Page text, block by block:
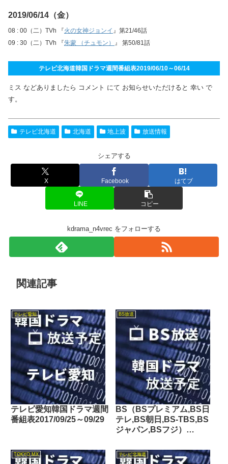
2019/06/14（金）
08 : 00（二）TVh 『火の女神ジョンイ 』第21/46話
09 : 30（二）TVh 『朱蒙 （チュモン） 』 第50/81話
テレビ北海道韓国ドラマ週間番組表2019/06/10～06/14
ミス などありましたら コメント にて お知らせいただけると 幸い で
す。
テレビ北海道 北海道 地上波 放送情報
シェアする
X Facebook はてブ
LINE コピー
kdrama_n4vrec をフォローする
関連記事
テレビ愛知
テレビ愛知韓国ドラマ週間
番組表2017/09/25～09/29
BS放送
BS（BSプレミアム,BS日
テレ,BS朝日,BS-TBS,BS
ジャパン,BSフジ）
ドラマ放送予定
TOKYO MX テレビ北海道